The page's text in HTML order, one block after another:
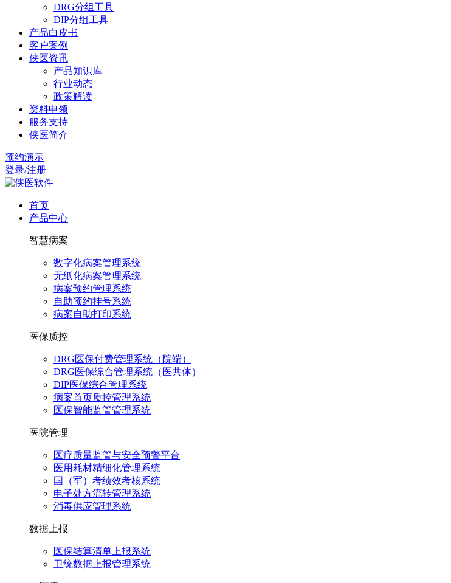
DRG分组工具
DIP分组工具
产品白皮书
客户案例
侠医资讯
产品知识库
行业动态
政策解读
资料申领
服务支持
侠医简介
预约演示
登录/注册
首页
产品中心
智慧病案
数字化病案管理系统
无纸化病案管理系统
病案预约管理系统
自助预约挂号系统
病案自助打印系统
医保质控
DRG医保付费管理系统（院端）
DRG医保综合管理系统（医共体）
DIP医保综合管理系统
病案首页质控管理系统
医保智能监管管理系统
医院管理
医疗质量监管与安全预警平台
医用耗材精细化管理系统
国（军）考绩效考核系统
电子处方流转管理系统
消毒供应管理系统
数据上报
医保结算清单上报系统
卫统数据上报管理系统